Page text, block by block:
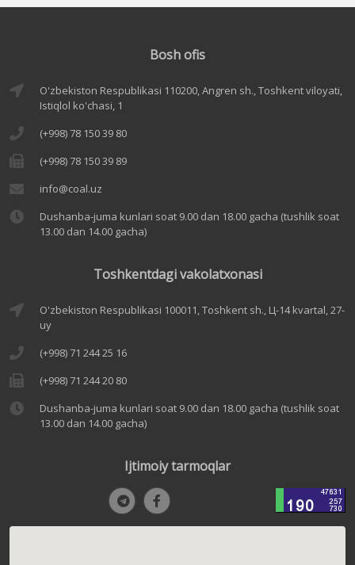
Bosh ofis
O'zbekiston Respublikasi 110200, Angren sh., Toshkent viloyati,
Istiqlol ko'chasi, 1
(+998) 78 150 39 80
(+998) 78 150 39 89
info@coal.uz
Dushanba-juma kunlari soat 9.00 dan 18.00 gacha (tushlik soat
13.00 dan 14.00 gacha)
Toshkentdagi vakolatxonasi
O'zbekiston Respublikasi 100011, Toshkent sh., Ц-14 kvartal, 27-
uy
(+998) 71 244 25 16
(+998) 71 244 20 80
Dushanba-juma kunlari soat 9.00 dan 18.00 gacha (tushlik soat
13.00 dan 14.00 gacha)
Ijtimoiy tarmoqlar